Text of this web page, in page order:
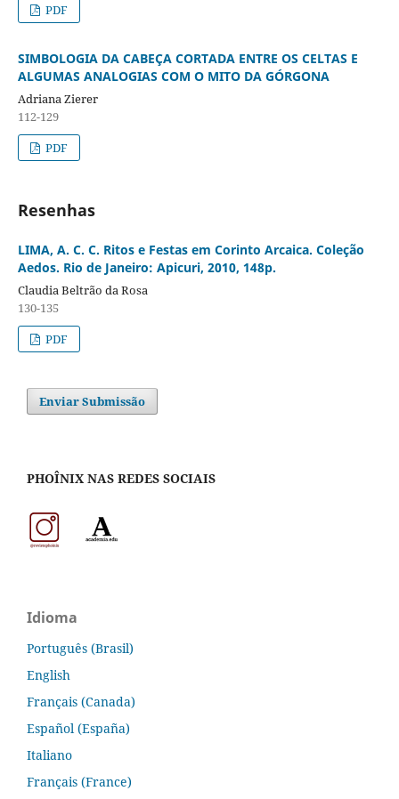
PDF
SIMBOLOGIA DA CABEÇA CORTADA ENTRE OS CELTAS E
ALGUMAS ANALOGIAS COM O MITO DA GÓRGONA
Adriana Zierer
112-129
PDF
Resenhas
LIMA, A. C. C. Ritos e Festas em Corinto Arcaica. Coleção
Aedos. Rio de Janeiro: Apicuri, 2010, 148p.
Claudia Beltrão da Rosa
130-135
PDF
Enviar Submissão
PHOÎNIX NAS REDES SOCIAIS
Idioma
Português (Brasil)
English
Français (Canada)
Español (España)
Italiano
Français (France)